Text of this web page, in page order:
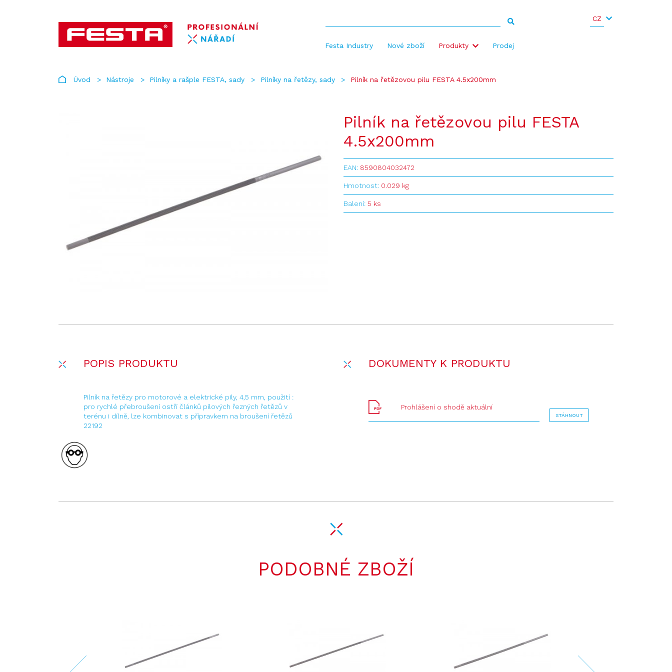
Festa Industry Nové zboží Produkty Prodej
CZ
Úvod Nástroje Pilníky a rašple FESTA, sady Pilníky na řetězy, sady Pilník na řetězovou pilu FESTA 4.5x200mm
Pilník na řetězovou pilu FESTA
4.5x200mm
EAN: 8590804032472
Hmotnost: 0.029 kg
Balení: 5 ks
POPIS PRODUKTU
Pilník na řetězy pro motorové a elektrické pily, 4,5 mm, použití :
pro rychlé přebroušení ostří článků pilových řezných řetězů v
terénu i dílně, lze kombinovat s přípravkem na broušení řetězů
22192
DOKUMENTY K PRODUKTU
Prohlášení o shodě aktuální
STÁHNOUT
PODOBNÉ ZBOŽÍ